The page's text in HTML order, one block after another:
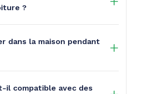
?
dans la maison pendant
il compatible avec des